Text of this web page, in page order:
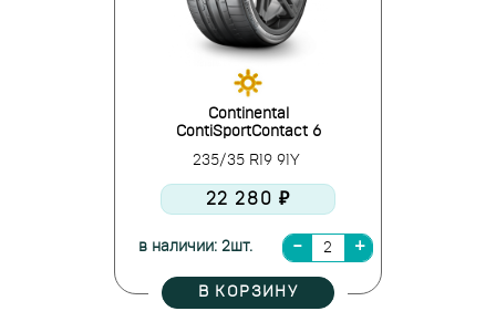
Continental
ContiSportContact 6
235/35 R19 91Y
22 280 ₽
в наличии: 2шт.
В КОРЗИНУ